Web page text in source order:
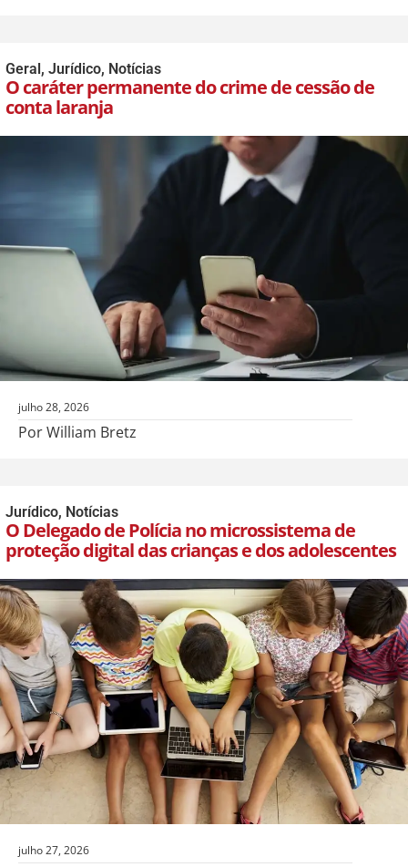
Geral, Jurídico, Notícias
O caráter permanente do crime de cessão de
conta laranja
julho 28, 2026
Por William Bretz
Jurídico, Notícias
O Delegado de Polícia no microssistema de
proteção digital das crianças e dos adolescentes
julho 27, 2026